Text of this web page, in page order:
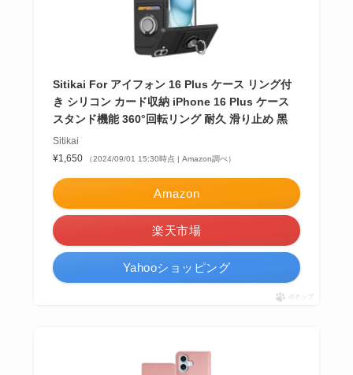
Sitikai For アイフォン 16 Plus ケース リング付
き シリコン カード収納 iPhone 16 Plus ケース
スタンド機能 360°回転リング 耐久 滑り止め 黑
Sitikai
¥1,650
（2024/09/01 15:30時点 | Amazon調べ）
Amazon
楽天市場
Yahooショッピング
ポチップ